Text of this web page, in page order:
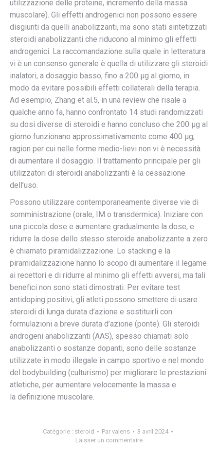
utilizzazione delle proteine, incremento della massa
muscolare). Gli effetti androgenici non possono essere
disgiunti da quelli anabolizzanti, ma sono stati sintetizzati
steroidi anabolizzanti che riducono al minimo gli effetti
androgenici. La raccomandazione sulla quale in letteratura
vi è un consenso generale è quella di utilizzare gli steroidi
inalatori, a dosaggio basso, fino a 200 μg al giorno, in
modo da evitare possibili effetti collaterali della terapia.
Ad esempio, Zhang et al.5, in una review che risale a
qualche anno fa, hanno confrontato 14 studi randomizzati
su dosi diverse di steroidi e hanno concluso che 200 μg al
giorno funzionano approssimativamente come 400 μg,
ragion per cui nelle forme medio-lievi non vi è necessità
di aumentare il dosaggio. Il trattamento principale per gli
utilizzatori di steroidi anabolizzanti è la cessazione
dell’uso.
Possono utilizzare contemporaneamente diverse vie di
somministrazione (orale, IM o transdermica). Iniziare con
una piccola dose e aumentare gradualmente la dose, e
ridurre la dose dello stesso steroide anabolizzante a zero
è chiamato piramidalizzazione. Lo stacking e la
piramidalizzazione hanno lo scopo di aumentare il legame
ai recettori e di ridurre al minimo gli effetti avversi, ma tali
benefici non sono stati dimostrati. Per evitare test
antidoping positivi, gli atleti possono smettere di usare
steroidi di lunga durata d’azione e sostituirli con
formulazioni a breve durata d’azione (ponte). Gli steroidi
androgeni anabolizzanti (AAS), spesso chiamati solo
anabolizzanti o sostanze dopanti, sono delle sostanze
utilizzate in modo illegale in campo sportivo e nel mondo
del bodybuilding (culturismo) per migliorare le prestazioni
atletiche, per aumentare velocemente la massa e
la definizione muscolare.
Catégorie : steroid Par valens
3 avril 2024
Laisser un commentaire